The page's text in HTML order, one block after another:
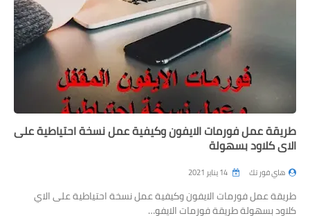
مراجعات
العاب
صحة وجمال
الربح من الانترنت
ذكاء اصطناعي
طريقة عمل فورمات الايفون وكيفية عمل نسخة احتياطية على
الاي كلاود بسهولة
هاي فور تك
طريقة عمل فورمات الايفون وكيفية عمل نسخة احتياطية على الاي
كلاود بسهولة طريقة فورمات الايفو…